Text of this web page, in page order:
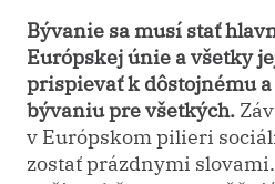
Bývanie sa musí stať
Európskej únie a všetky
prispievať k dôstojnému
bývaniu pre všetkých.
v Európskom pilieri
zostať prázdnymi